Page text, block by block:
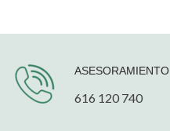
229.00€
ASESORAMIENTO
616 120 740